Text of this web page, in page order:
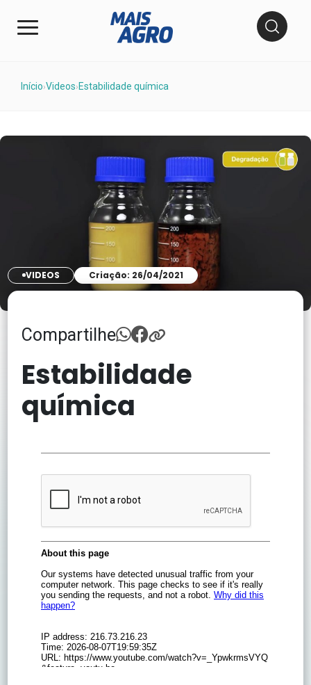
Início›Videos› Estabilidade química
VIDEOS Criação: 26/04/2021
Compartilhe
Estabilidade
química